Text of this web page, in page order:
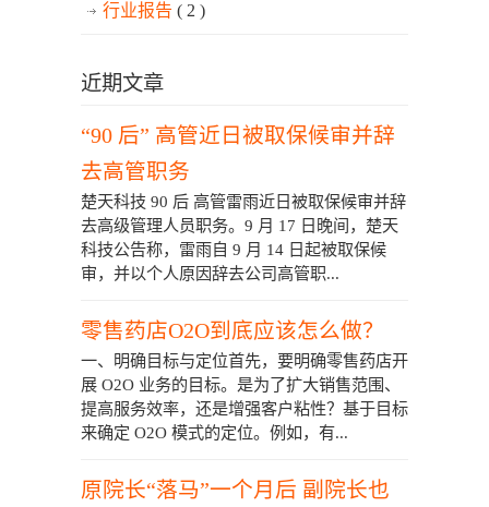
行业报告 ( 2 )
近期文章
“90 后” 高管近日被取保候审并辞
去高管职务
楚天科技 90 后 高管雷雨近日被取保候审并辞
去高级管理人员职务。9 月 17 日晚间，楚天
科技公告称，雷雨自 9 月 14 日起被取保候
审，并以个人原因辞去公司高管职...
零售药店O2O到底应该怎么做？
一、明确目标与定位首先，要明确零售药店开
展 O2O 业务的目标。是为了扩大销售范围、
提高服务效率，还是增强客户粘性？基于目标
来确定 O2O 模式的定位。例如，有...
原院长“落马”一个月后 副院长也